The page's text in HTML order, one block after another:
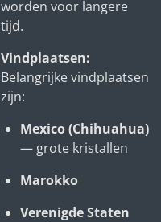
worden voor langere
tijd.
Vindplaatsen:
Belangrijke vindplaatsen
zijn:
Mexico (Chihuahua)
— grote kristallen
Marokko
Verenigde Staten